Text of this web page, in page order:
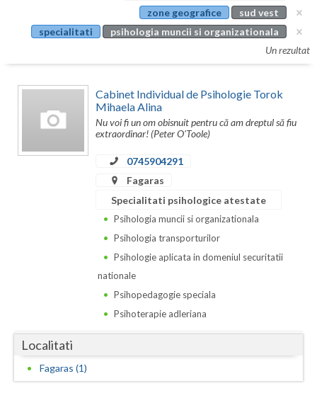
Caras-Severin
Giurgiu
Gorj
Membri
zone geografice
sud vest
specialitati
psihologia muncii si organizationala
Un rezultat
Cabinet Individual de Psihologie Torok
Mihaela Alina
Nu voi fi un om obisnuit pentru că am dreptul să fiu
extraordinar! (Peter O'Toole)
0745904291
Fagaras
Specialitati psihologice atestate
Psihologia muncii si organizationala
Psihologia transporturilor
Psihologie aplicata in domeniul securitatii
nationale
Psihopedagogie speciala
Psihoterapie adleriana
Localitati
Fagaras (1)